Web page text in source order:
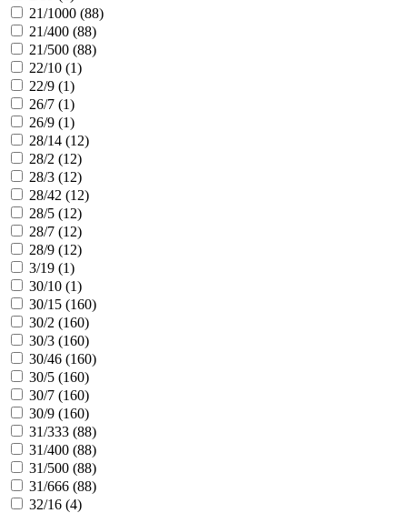
21/1000 (88)
21/400 (88)
21/500 (88)
22/10 (1)
22/9 (1)
26/7 (1)
26/9 (1)
28/14 (12)
28/2 (12)
28/3 (12)
28/42 (12)
28/5 (12)
28/7 (12)
28/9 (12)
3/19 (1)
30/10 (1)
30/15 (160)
30/2 (160)
30/3 (160)
30/46 (160)
30/5 (160)
30/7 (160)
30/9 (160)
31/333 (88)
31/400 (88)
31/500 (88)
31/666 (88)
32/16 (4)